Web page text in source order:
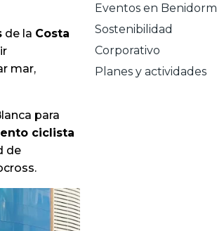
de la Costa
mar,
para
ciclista
de
Eventos en Benidorm
Sostenibilidad
Corporativo
Planes y actividades